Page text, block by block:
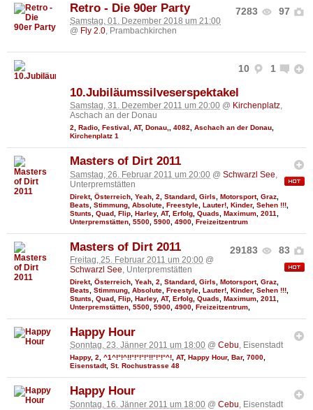
7283 97
Retro - Die 90er Party
Samstag, 01. Dezember 2018 um 21:00
@ Fly 2.0, Prambachkirchen
10 1
10.Jubiläumssilveserspektakel
Samstag, 31. Dezember 2011 um 20:00 @ Kirchenplatz,
Aschach an der Donau
2 Radio Festival AT, Donau, 4082 Aschach an der Donau
Kirchenplatz 1
Masters of Dirt 2011
Samstag, 26. Februar 2011 um 20:00 @ Schwarzl See
Unterpremstätten
Direkt, Österreich Yeah 2 Standard Girls Motorsport, Graz
Beats
Stimmung Absolute Freestyle Lauter! Kinder, Sehen !!!
Stunts
Quad Flip Harley, AT, Erfolg Quads Maximum 2011
Unterpremstätten 5500 5900 4900 Freizeitzentrum
29183 83
Masters of Dirt 2011
Freitag, 25. Februar 2011 um 20:00 @
Schwarzl See, Unterpremstätten
Direkt, Österreich Yeah 2 Standard Girls Motorsport, Graz
Beats
Stimmung Absolute Freestyle Lauter! Kinder, Sehen !!!
Stunts
Quad Flip Harley, AT, Erfolg Quads Maximum 2011
Unterpremstätten 5500 5900 4900 Freizeitzentrum
Happy Hour
Sonntag, 23. Jänner 2011 um 18:00 @ Cebu, Eisenstadt
Happy, 2, ^1^!°!^!!°!°!°!°!!°!°!°^!, AT, Happy Hour, Bar, 7000,
Eisenstadt, St. Rochustrasse 48
Happy Hour
Sonntag, 16. Jänner 2011 um 18:00 @ Cebu , Eisenstadt